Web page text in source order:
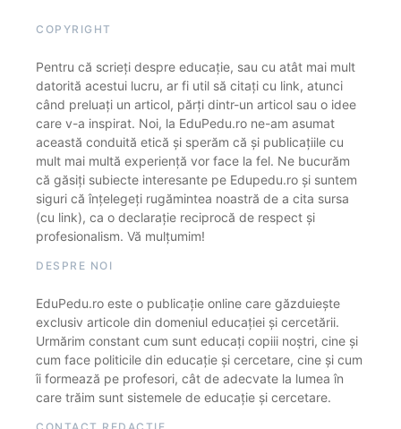
COPYRIGHT
Pentru că scrieți despre educație, sau cu atât mai mult
datorită acestui lucru, ar fi util să citați cu link, atunci
când preluați un articol, părți dintr-un articol sau o idee
care v-a inspirat. Noi, la EduPedu.ro ne-am asumat
această conduită etică și sperăm că și publicațiile cu
mult mai multă experiență vor face la fel. Ne bucurăm
că găsiți subiecte interesante pe Edupedu.ro și suntem
siguri că înțelegeți rugămintea noastră de a cita sursa
(cu link), ca o declarație reciprocă de respect și
profesionalism. Vă mulțumim!
DESPRE NOI
EduPedu.ro este o publicație online care găzduiește
exclusiv articole din domeniul educației și cercetării.
Urmărim constant cum sunt educați copiii noștri, cine și
cum face politicile din educație și cercetare, cine și cum
îi formează pe profesori, cât de adecvate la lumea în
care trăim sunt sistemele de educație și cercetare.